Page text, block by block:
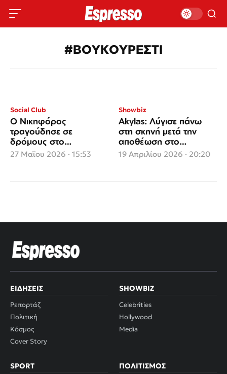
#ΒΟΥΚΟΥΡΕΣΤΙ
Social Club
Ο Νικηφόρος
τραγούδησε σε
δρόμους στο
Βουκουρέστι
27 Μαΐου 2026 · 15:53
Showbiz
Akylas: Λύγισε πάνω
στη σκηνή μετά την
αποθέωση στο
Βουκουρέστι
19 Απριλίου 2026 · 20:20
ΕΙΔΉΣΕΙΣ
Ρεπορτάζ
Πολιτική
Κόσμος
Cover Story
SHOWBIZ
Celebrities
Hollywood
Media
SPORT ΠΟΛΙΤΙΣΜΌΣ